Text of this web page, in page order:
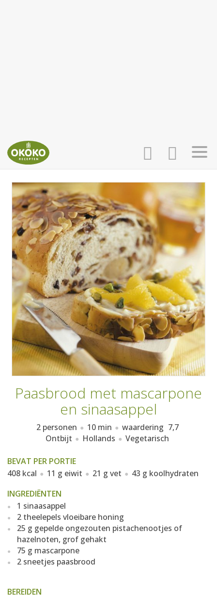
INLOGGEN
AANMELDEN
HOME
RECEPTEN
WEEKMENU'S
KOOKBOEKEN
Paasbrood met mascarpone
en sinaasappel
2 personen 10 min waardering 7,7
Ontbijt
Hollands Vegetarisch
BEVAT PER PORTIE
408 kcal
11 g eiwit 21 g vet
43 g koolhydraten
INGREDIËNTEN
1 sinaasappel
2 theelepels vloeibare honing
25 g gepelde ongezouten pistachenootjes of
hazelnoten, grof gehakt
75 g mascarpone
2 sneetjes paasbrood
BEREIDEN